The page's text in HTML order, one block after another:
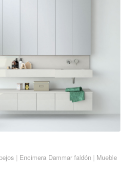
| Encimera Dammar faldón | Mueble